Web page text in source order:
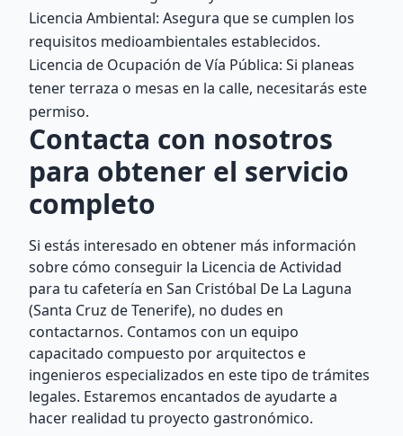
Licencia Ambiental: Asegura que se cumplen los
requisitos medioambientales establecidos.
Licencia de Ocupación de Vía Pública: Si planeas
tener terraza o mesas en la calle, necesitarás este
permiso.
Contacta con nosotros
para obtener el servicio
completo
Si estás interesado en obtener más información
sobre cómo conseguir la Licencia de Actividad
para tu cafetería en San Cristóbal De La Laguna
(Santa Cruz de Tenerife), no dudes en
contactarnos. Contamos con un equipo
capacitado compuesto por arquitectos e
ingenieros especializados en este tipo de trámites
legales. Estaremos encantados de ayudarte a
hacer realidad tu proyecto gastronómico.